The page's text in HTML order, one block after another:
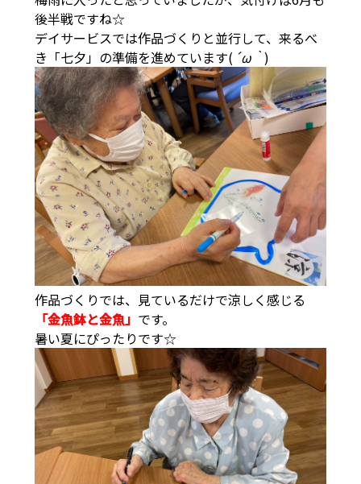
後半戦ですね☆
デイサービスでは作品づくりと並行して、来るべ
き「七夕」の準備を進めています( ´ω｀)
作品づくりでは、見ているだけで涼しく感じる
「金魚鉢と金魚」 です。
暑い夏にぴったりです☆